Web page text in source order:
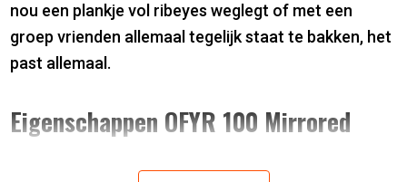
nou een plankje vol ribeyes weglegt of met een
groep vrienden allemaal tegelijk staat te bakken, het
past allemaal.
Eigenschappen OFYR 100 Mirrored